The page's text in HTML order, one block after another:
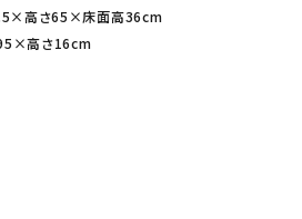
高さ65×床面高36cm
高さ16cm